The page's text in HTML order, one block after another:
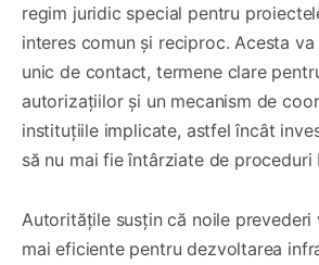
regim juridic special pentru
interes comun și reciproc. Acesta
unic de contact, termene clare
autorizațiilor și un mecanism de
instituțiile implicate, astfel încât
să nu mai fie întârziate de proceduri
Autoritățile susțin că noile
mai eficiente pentru dezvoltarea